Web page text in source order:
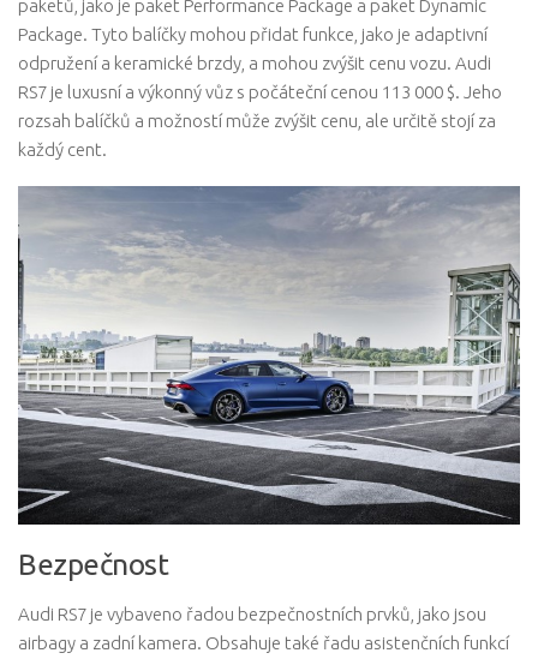
paketů, jako je paket Performance Package a paket Dynamic
Package. Tyto balíčky mohou přidat funkce, jako je adaptivní
odpružení a keramické brzdy, a mohou zvýšit cenu vozu. Audi
RS7 je luxusní a výkonný vůz s počáteční cenou 113 000 $. Jeho
rozsah balíčků a možností může zvýšit cenu, ale určitě stojí za
každý cent.
Bezpečnost
Audi RS7 je vybaveno řadou bezpečnostních prvků, jako jsou
airbagy a zadní kamera. Obsahuje také řadu asistenčních funkcí